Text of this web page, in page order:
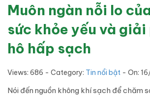
Muôn ngàn nỗi lo
sức khỏe yếu và
hô hấp sạch
Views: 686 - Category: Tin nổi bật - On:
Nói đến nguồn không khí sạch để chăm